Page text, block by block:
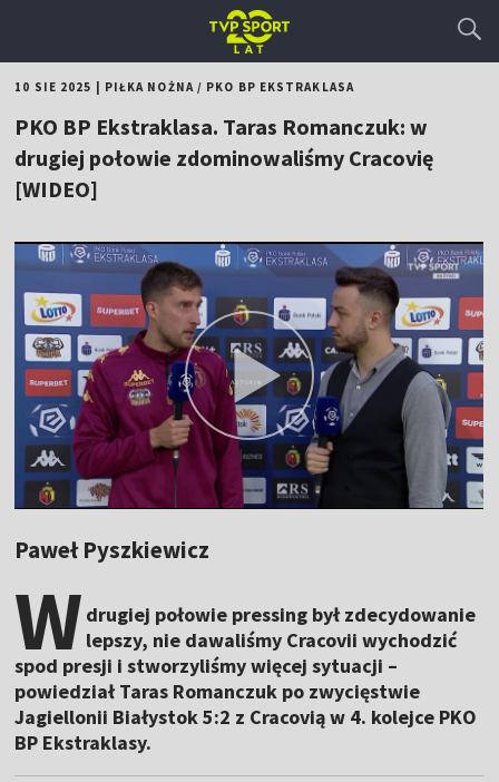
10 SIE 2025 PIŁKA NOŻNA/ PKO BP EKSTRAKLASA
PKO BP Ekstraklasa. Taras Romanczuk: w
drugiej połowie zdominowaliśmy Cracovię
[WIDEO]
Paweł Pyszkiewicz
W drugiej połowie pressing był zdecydowanie
lepszy, nie dawaliśmy Cracovii wychodzić
spod presji i stworzyliśmy więcej sytuacji –
powiedział Taras Romanczuk po zwycięstwie
Jagiellonii Białystok 5:2 z Cracovią w 4. kolejce PKO
BP Ekstraklasy.